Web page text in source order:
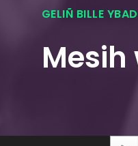
GELIÑ BILLE